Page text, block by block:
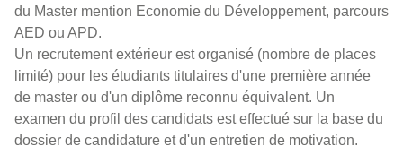
du Master mention Economie du Développement, parcours
AED ou APD.
Un recrutement extérieur est organisé (nombre de places
limité) pour les étudiants titulaires d'une première année
de master ou d'un diplôme reconnu équivalent. Un
examen du profil des candidats est effectué sur la base du
dossier de candidature et d'un entretien de motivation.